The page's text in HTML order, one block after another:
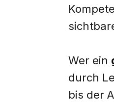
Wer ein
durch
bis der